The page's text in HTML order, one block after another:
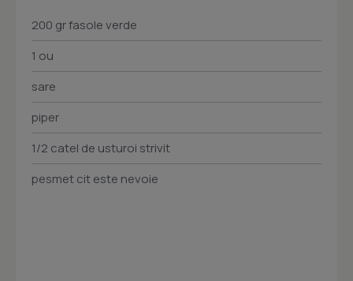
200 gr fasole verde
1 ou
sare
piper
1/2 catel de usturoi strivit
pesmet cit este nevoie